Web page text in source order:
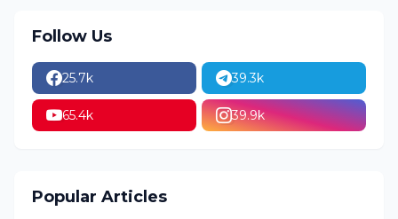
Follow Us
25.7k 39.3k
65.4k 39.9k
Popular Articles